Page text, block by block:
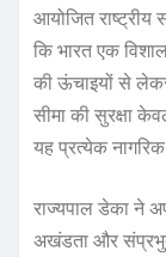
आयोजित राष्ट्रीय
कि भारत एक
की ऊंचाइयों से
सीमा की सुरक्षा
यह प्रत्येक
राज्यपाल डेका ने
अखंडता और